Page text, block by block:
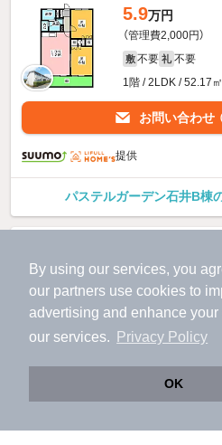
By using our services, you
our partners use cookies to
advertising and enhance
our services.
Privacy Policy
OK
アプリに切り替えて、サク
会員登録なしですぐ使える。
5.9万円
（管理費2,000円）
敷 不要 礼 不要
1階 / 2LDK / 52.17㎡
お問い合わせ
提供
パステルガーデン石井B棟